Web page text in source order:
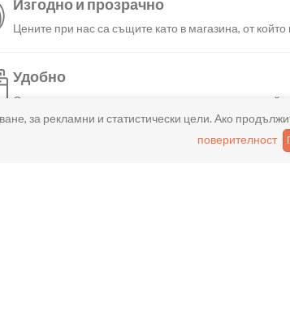
Изгодно и прозрачно
Цените при нас са същите като в магазина, от
Удобно
С няколко натискания създаваш поръчка, през
за рекламни и статистически цели. Ако
поверителност